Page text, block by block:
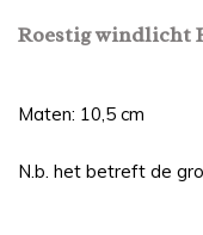
Roestig windlicht
Maten: 10,5 cm
N.b. het betreft de